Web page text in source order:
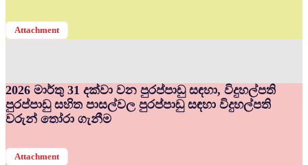
Attachment
2026 මාර්තු 31 දක්වා වන පුරප්පාඩු සඳහා, විදුහල්පති
පුරප්පාඩු සහිත පාසල්වල පුරප්පාඩු සඳහා විදුහල්පති
වරුන් තෝරා ගැනීම
Attachment